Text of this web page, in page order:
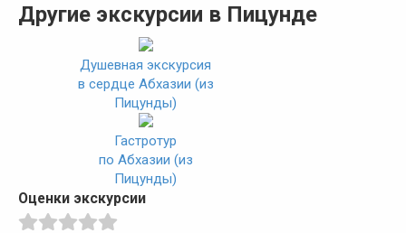
Другие экскурсии в Пицунде
Душевная экскурсия
в сердце Абхазии (из
Пицунды)
Гастротур
по Абхазии (из
Пицунды)
Оценки экскурсии